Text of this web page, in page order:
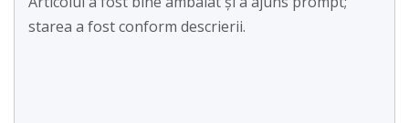
starea a fost conform descrierii.